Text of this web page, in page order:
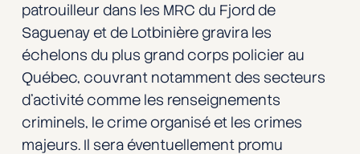
patrouilleur dans les MRC du Fjord de
Saguenay et de Lotbinière gravira les
échelons du plus grand corps policier au
Québec, couvrant notamment des secteurs
d’activité comme les renseignements
criminels, le crime organisé et les crimes
majeurs. Il sera éventuellement promu